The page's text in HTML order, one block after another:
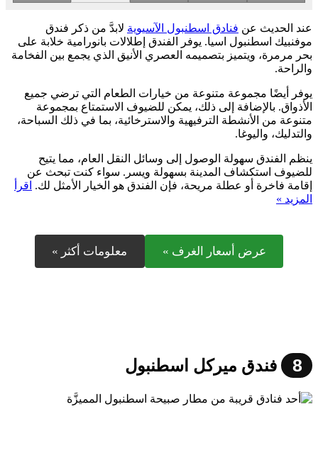
عند الحديث عن فنادق اسطنبول الآسيوية لابدَّ من ذكر فندق
موفنبيك اسطنبول اسيا. يوفر الفندق إطلالات بانورامية خلابة على
بحر مرمرة، ويتميز بتصميمه العصري الأنيق الذي يجمع بين الفخامة
والراحة.
يوفر أيضًا مجموعة متنوعة من خيارات الطعام التي ترضي جميع
الأذواق. بالإضافة إلى ذلك، يمكن للضيوف الاستمتاع بمجموعة
متنوعة من الأنشطة الترفيهية والاسترخائية، بما في ذلك السباحة،
والتدليك، واليوغا.
ينظم الفندق سهولة الوصول إلى وسائل النقل العام، مما يتيح
للضيوف استكشاف المدينة بسهولة ويسر. سواء كنت تبحث عن
إقامة فاخرة أو عطلة مريحة، فإن الفندق هو الخيار الأمثل لك. اقرأ
المزيد »
عرض أسعار الغرف » معلومات أكثر »
8 فندق ميركل اسطنبول